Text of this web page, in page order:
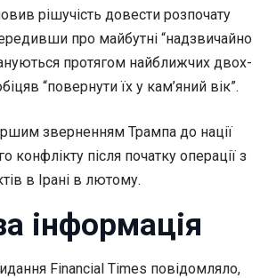
рішучість довести розпочату
про майбутні “надзвичайно
протягом найближчих двох-
“повернути їх у кам’яний вік”.
зверненням Трампа до нації
конфлікту після початку операції з
в Ірані в лютому.
інформація
Financial Times повідомляло,